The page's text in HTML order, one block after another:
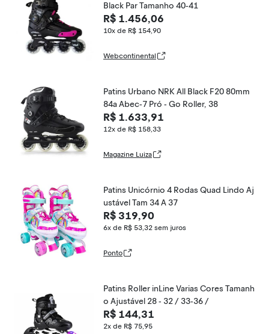
Black Par Tamanho 40-41
R$ 1.456,06
10x de R$ 154,90
Webcontinental
Patins Urbano NRK All Black F20 80mm
84a Abec-7 Pró - Go Roller, 38
R$ 1.633,91
12x de R$ 158,33
Magazine Luiza
Patins Unicórnio 4 Rodas Quad Lindo Aj
ustável Tam 34 A 37
R$ 319,90
6x de R$ 53,32 sem juros
Ponto
Patins Roller inLine Varias Cores Tamanh
o Ajustável 28 - 32 / 33-36 /
R$ 144,31
2x de R$ 75,95